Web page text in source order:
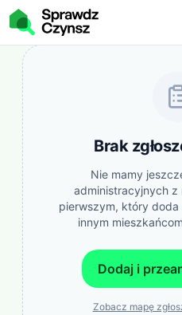
Brak
Nie mamy
administracyjnych z
pierwszym, który doda
innym
Dodaj i
Zobacz mapę